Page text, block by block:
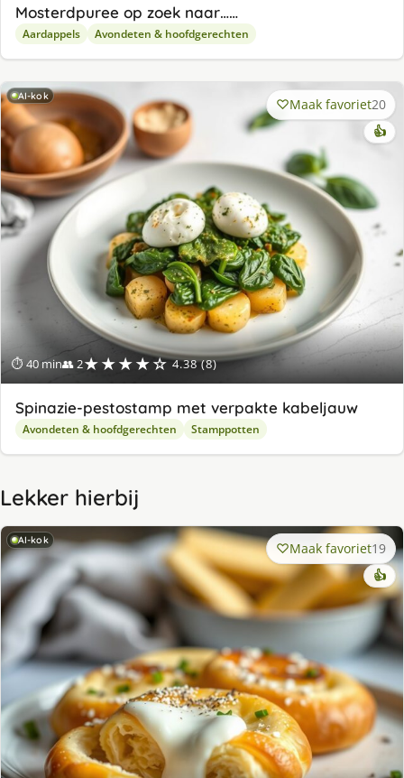
Mosterdpuree op zoek naar……
Aardappels Avondeten & hoofdgerechten
AI-kok
⏱ 40 min👥 2★★★★☆ 4.38 (8)
Maak favoriet20
👍
Spinazie-pestostamp met verpakte kabeljauw
Avondeten & hoofdgerechten Stamppotten
Lekker hierbij
AI-kok Maak favoriet19
👍